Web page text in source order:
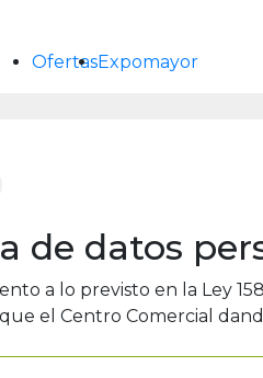
OfertasExpomayor
de datos
a lo previsto en la Ley
el Centro Comercial